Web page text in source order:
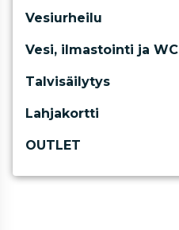
Vesiurheilu
Vesi, ilmastointi ja WC
Talvisäilytys
Lahjakortti
OUTLET